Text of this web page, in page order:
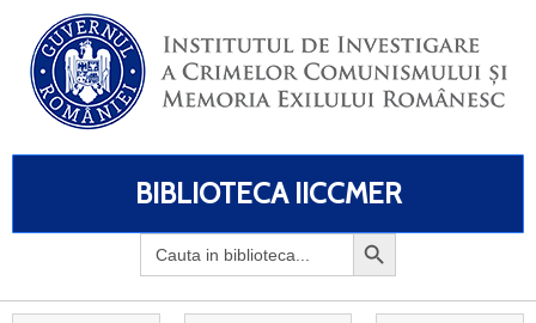
BIBLIOTECA IICCMER
Search
for: